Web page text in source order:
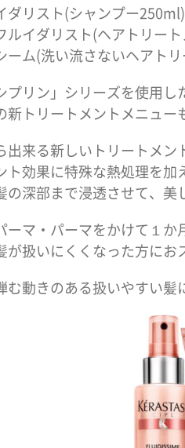
リスト(シャンプー250ml)
ルイダリスト(ヘアトリー
ーム(洗い流さないヘアト
プリン」シリーズを使用し
新トリートメントメニュー
出来る新しいトリートメン
ト効果に特殊な熱処理を加
の深部まで浸透させて、美
ーマ・パーマをかけて１か
が扱いにくくなった方にお
む動きのある扱いやすい髪